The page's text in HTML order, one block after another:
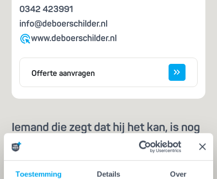
Toestemming Details Over
0342 423991
info@deboerschilder.nl
www.deboerschilder.nl
Offerte aanvragen
Iemand die zegt dat hij het kan, is nog
geen vakman
Een echte vakman of -vrouw herken je aan de
Vakwerk Plusgarantie. Dit is hét